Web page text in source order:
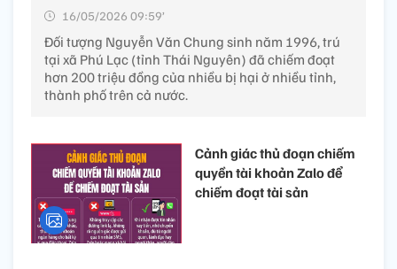
16/05/2026 09:59’
Đối tượng Nguyễn Văn Chung sinh năm 1996, trú
tại xã Phú Lạc (tỉnh Thái Nguyên) đã chiếm đoạt
hơn 200 triệu đồng của nhiều bị hại ở nhiều tỉnh,
thành phố trên cả nước.
Cảnh giác thủ đoạn chiếm
quyền tài khoản Zalo để
chiếm đoạt tài sản